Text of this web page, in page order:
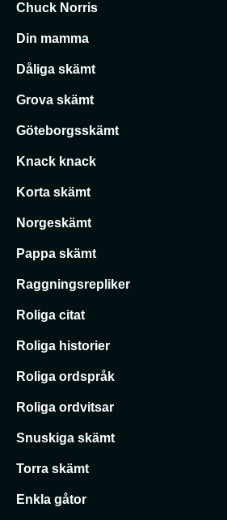
Chuck Norris
Din mamma
Dåliga skämt
Grova skämt
Göteborgsskämt
Knack knack
Korta skämt
Norgeskämt
Pappa skämt
Raggningsrepliker
Roliga citat
Roliga historier
Roliga ordspråk
Roliga ordvitsar
Snuskiga skämt
Torra skämt
Enkla gåtor